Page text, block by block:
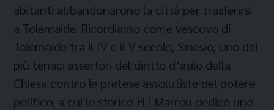
abitanti abbandonarono la città per trasferirsi
a Tolemaide. Ricordiamo come vescovo di
Tolemaide tra il IV e il V secolo, Sinesio, uno dei
più tenaci assertori del diritto d’asilo della
Chiesa contro le pretese assolutiste del potere
politico, a cui lo storico H.I Marrou dedicò uno